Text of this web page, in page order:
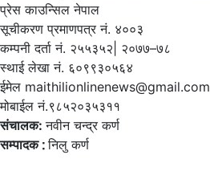
प्रेस काउन्सिल नेपाल
सूचीकरण प्रमाणपत्र नं. ४००३
कम्पनी दर्ता नं. २५५३५२| २०७७–७८
स्थाई लेखा नं. ६०९९३०५६४
ईमेल maithilionlinenews@gmail.com
मोबाईल नं.९८५२०३५३११
संचालक:नवीन चन्द्र कर्ण
सम्पादक ∶निलु कर्ण